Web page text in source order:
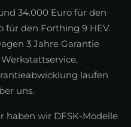
34.000 Euro für den
für den Forthing 9 HEV.
3 Jahre Garantie
laufen
uns.
haben wir DFSK-Modelle